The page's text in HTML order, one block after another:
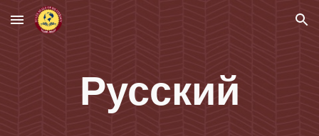
Skip to main content Skip to navigation
Русский